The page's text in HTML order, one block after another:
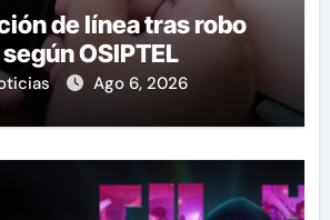
de línea tras robo
OSIPTEL
Ago 6, 2026